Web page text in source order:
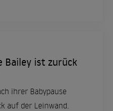
Bailey ist zurück
ihrer Babypause
auf der Leinwand.